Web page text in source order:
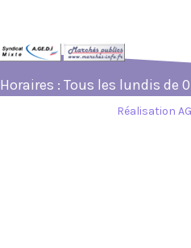
Horaires : Tous les lundis de
Réalisation